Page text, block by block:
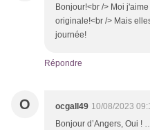
Bonjour!<br /> Moi
originale!<br /> Mais
journée!
Répondre
O ocgall49 10/08/2023
Bonjour d’Angers, Oui